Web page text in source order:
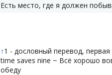
Есть место, где я должен
↑1 - дословный перевод,
time saves nine ~ Всё хорошо
обеду